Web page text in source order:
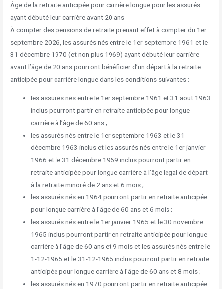
Âge de la retraite anticipée pour carrière longue pour les assurés
ayant débuté leur carrière avant 20 ans
À compter des pensions de retraite prenant effet à compter du 1er
septembre 2026, les assurés nés entre le 1er septembre 1961 et le
31 décembre 1970 (et non plus 1969) ayant débuté leur carrière
avant l’âge de 20 ans pourront bénéficier d’un départ à la retraite
anticipée pour carrière longue dans les conditions suivantes :
les assurés nés entre le 1er septembre 1961 et 31 août 1963
inclus pourront partir en retraite anticipée pour longue
carrière à l’âge de 60 ans ;
les assurés nés entre le 1er septembre 1963 et le 31
décembre 1963 inclus et les assurés nés entre le 1er janvier
1966 et le 31 décembre 1969 inclus pourront partir en
retraite anticipée pour longue carrière à l’âge légal de départ
à la retraite minoré de 2 ans et 6 mois ;
les assurés nés en 1964 pourront partir en retraite anticipée
pour longue carrière à l’âge de 60 ans et 6 mois ;
les assurés nés entre le 1er janvier 1965 et le 30 novembre
1965 inclus pourront partir en retraite anticipée pour longue
carrière à l’âge de 60 ans et 9 mois et les assurés nés entre le
1-12-1965 et le 31-12-1965 inclus pourront partir en retraite
anticipée pour longue carrière à l’âge de 60 ans et 8 mois ;
les assurés nés en 1970 pourront partir en retraite anticipée